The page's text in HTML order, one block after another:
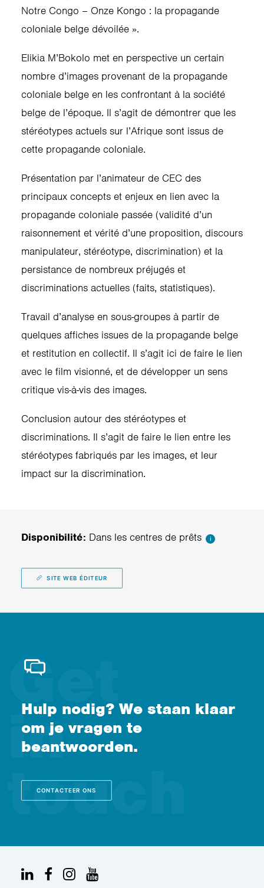
Notre Congo – Onze Kongo : la propagande
coloniale belge dévoilée ».
Elikia M’Bokolo met en perspective un certain
nombre d’images provenant de la propagande
coloniale belge en les confrontant à la société
belge de l’époque. Il s’agit de démontrer que les
stéréotypes actuels sur l’Afrique sont issus de
cette propagande coloniale.
Présentation par l’animateur de CEC des
principaux concepts et enjeux en lien avec la
propagande coloniale passée (validité d’un
raisonnement et vérité d’une proposition, discours
manipulateur, stéréotype, discrimination) et la
persistance de nombreux préjugés et
discriminations actuelles (faits, statistiques).
Travail d’analyse en sous-groupes à partir de
quelques affiches issues de la propagande belge
et restitution en collectif. Il s’agit ici de faire le lien
avec le film visionné, et de développer un sens
critique vis-à-vis des images.
Conclusion autour des stéréotypes et
discriminations. Il s’agit de faire le lien entre les
stéréotypes fabriqués par les images, et leur
impact sur la discrimination.
Disponibilité: Dans les centres de prêts i
SITE WEB ÉDITEUR
Hulp nodig? We staan klaar
om je vragen te
beantwoorden.
CONTACTEER ONS